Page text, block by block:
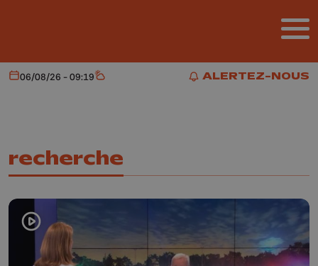
ALERTEZ-NOUS
ALERTEZ-NOUS
Aujourd'hui
06/08/26 - 09:19 Météo
recherche